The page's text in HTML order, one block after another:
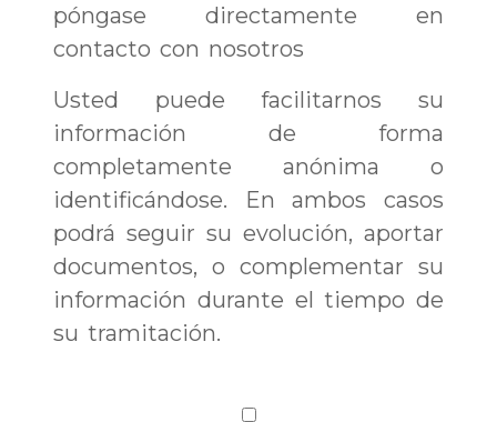
póngase directamente en
contacto con nosotros
Usted puede facilitarnos su
información de forma
completamente anónima o
identificándose. En ambos casos
podrá seguir su evolución, aportar
documentos, o complementar su
información durante el tiempo de
su tramitación.